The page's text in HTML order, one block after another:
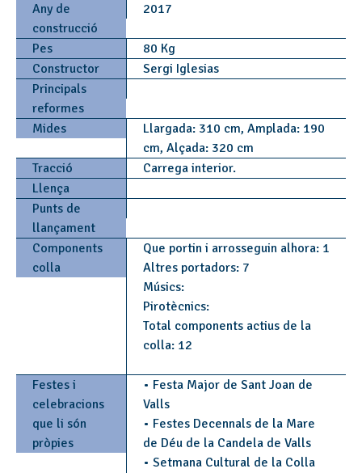
Any de
construcció
2017
Pes
80 Kg
Constructor
Sergi Iglesias
Principals
reformes
Mides
Llargada: 310 cm, Amplada: 190
cm, Alçada: 320 cm
Tracció
Carrega interior.
Llença
Punts de
llançament
Components
colla
Que portin i arrosseguin alhora: 1
Altres portadors: 7
Músics:
Pirotècnics:
Total components actius de la
colla: 12
Festes i
celebracions
que li són
pròpies
• Festa Major de Sant Joan de
Valls
• Festes Decennals de la Mare
de Déu de la Candela de Valls
• Setmana Cultural de la Colla